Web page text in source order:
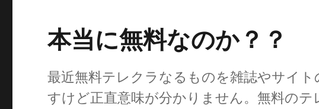
本当に無料なのか？？
最近無料テレクラなるものを雑誌やサイ
すけど正直意味が分かりません。無料の